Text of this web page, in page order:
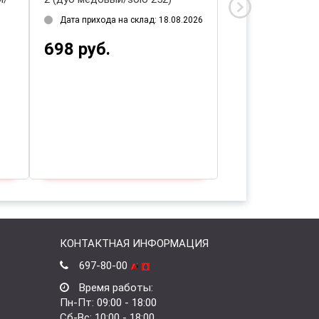
Дата прихода на склад: 18.08.2026
698 руб.
КОНТАКТНАЯ ИНФОРМАЦИЯ
697-80-00
Время работы:
Пн-Пт: 09:00 - 18:00